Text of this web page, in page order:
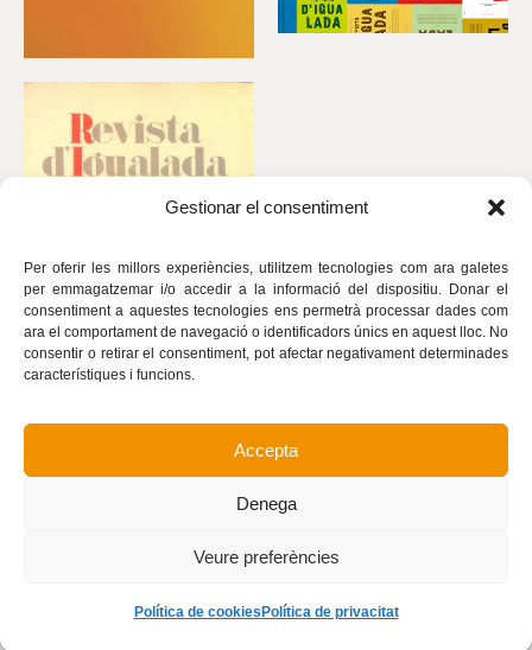
Gestionar el consentiment
Per oferir les millors experiències, utilitzem tecnologies com ara galetes
per emmagatzemar i/o accedir a la informació del dispositiu. Donar el
consentiment a aquestes tecnologies ens permetrà processar dades com
ara el comportament de navegació o identificadors únics en aquest lloc. No
consentir o retirar el consentiment, pot afectar negativament determinades
característiques i funcions.
Accepta
Denega
Veure preferències
Política de cookies Política de privacitat
Revista d’Igualada